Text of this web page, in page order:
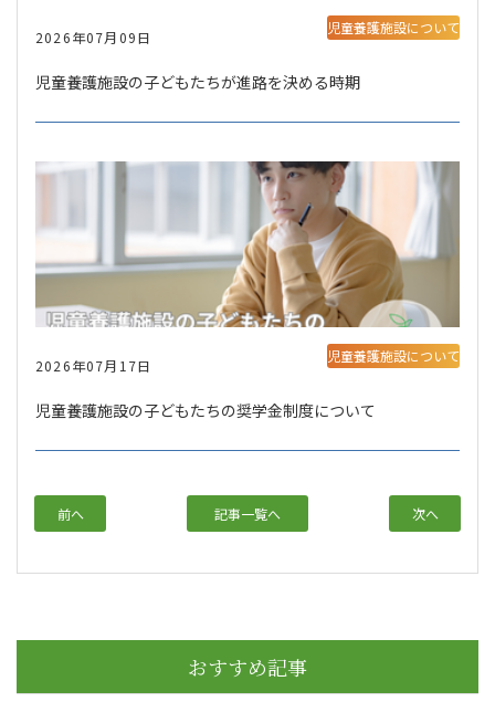
2026年07月09日
児童養護施設の子どもたちが進路を決める時期
児童養護施設について
2026年07月17日
児童養護施設の子どもたちの奨学金制度について
児童養護施設について
前へ 記事一覧へ 次へ
おすすめ記事